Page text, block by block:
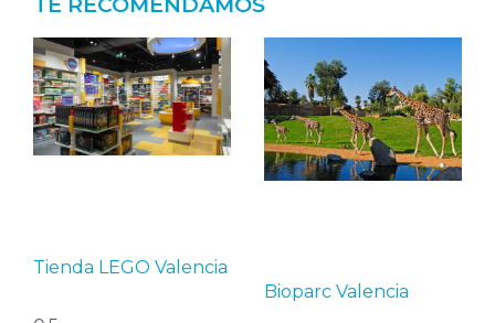
Tienda LEGO Valencia
Bioparc Valencia